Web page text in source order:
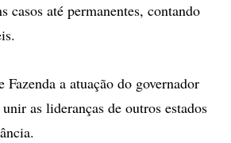
casos até permanentes, contando
Fazenda a atuação do governador
as lideranças de outros estados